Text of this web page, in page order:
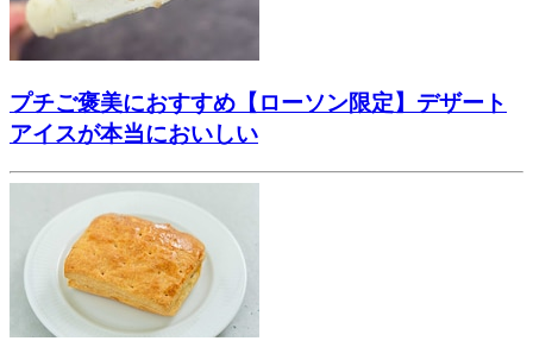
プチご褒美におすすめ【ローソン限定】デザート
アイスが本当においしい